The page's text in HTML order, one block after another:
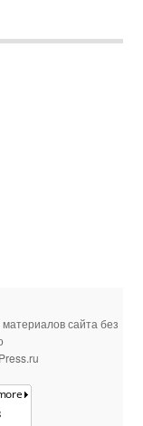
сайта без